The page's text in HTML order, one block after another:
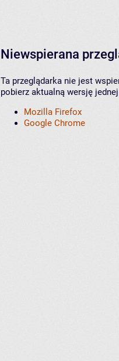
Niewspierana
Ta przeglądarka nie jest
pobierz aktualną wersję
Mozilla Firefox
Google Chrome